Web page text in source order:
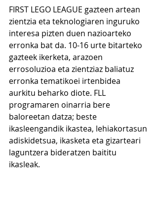
FIRST LEGO LEAGUE gazteen artean
zientzia eta teknologiaren inguruko
interesa pizten duen nazioarteko
erronka bat da. 10-16 urte bitarteko
gazteek ikerketa, arazoen
errosoluzioa eta zientziaz baliatuz
erronka tematikoei irtenbidea
aurkitu beharko diote. FLL
programaren oinarria bere
baloreetan datza; beste
ikasleengandik ikastea, lehiakortasun
adiskidetsua, ikasketa eta gizarteari
laguntzera bideratzen baititu
ikasleak.